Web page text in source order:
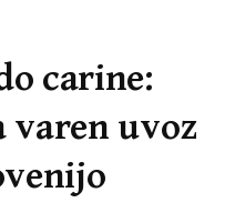
carine:
varen uvoz